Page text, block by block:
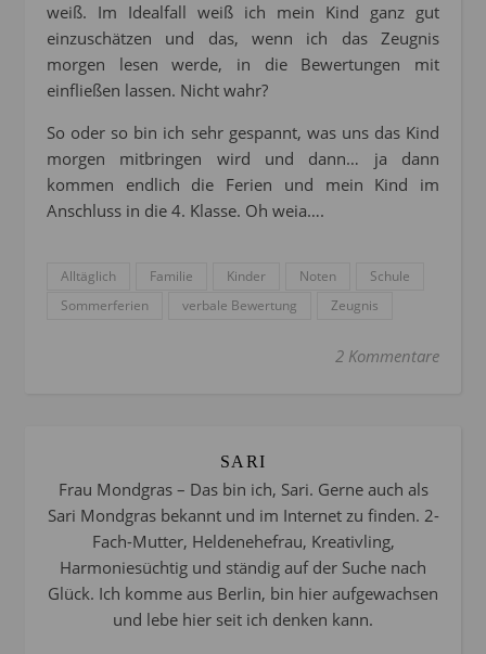
weiß. Im Idealfall weiß ich mein Kind ganz gut
einzuschätzen und das, wenn ich das Zeugnis
morgen lesen werde, in die Bewertungen mit
einfließen lassen. Nicht wahr?
So oder so bin ich sehr gespannt, was uns das Kind
morgen mitbringen wird und dann… ja dann
kommen endlich die Ferien und mein Kind im
Anschluss in die 4. Klasse. Oh weia….
Alltäglich Familie Kinder Noten
Schule
Sommerferien
verbale Bewertung Zeugnis
2 Kommentare
SARI
Frau Mondgras – Das bin ich, Sari. Gerne auch als
Sari Mondgras bekannt und im Internet zu finden. 2-
Fach-Mutter, Heldenehefrau, Kreativling,
Harmoniesüchtig und ständig auf der Suche nach
Glück. Ich komme aus Berlin, bin hier aufgewachsen
und lebe hier seit ich denken kann.